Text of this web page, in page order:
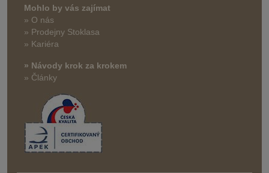
Mohlo by vás zajímat
» O nás
» Prodejny Stoklasa
» Kariéra
» Návody krok za krokem
» Články